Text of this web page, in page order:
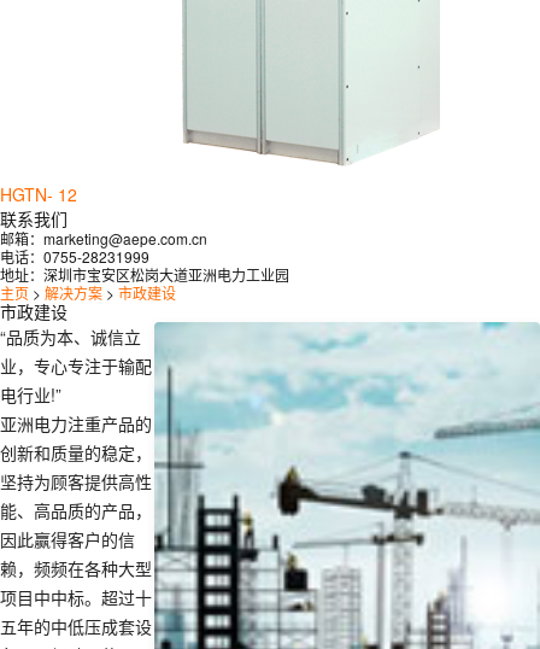
HGTN- 12
联系我们
邮箱： marketing@aepe.com.cn
电话： 0755-28231999
地址： 深圳市宝安区松岗大道亚洲电力工业园
主页 > 解决方案 > 市政建设
市政建设
“品质为本、诚信立
业，专心专注于输配
电行业!”
亚洲电力注重产品的
创新和质量的稳定，
坚持为顾客提供高性
能、高品质的产品，
因此赢得客户的信
赖，频频在各种大型
项目中中标。超过十
五年的中低压成套设